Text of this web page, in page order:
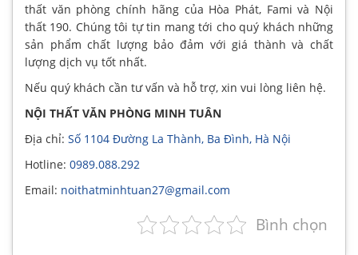
thất văn phòng chính hãng của Hòa Phát, Fami và Nội
thất 190. Chúng tôi tự tin mang tới cho quý khách những
sản phẩm chất lượng bảo đảm với giá thành và chất
lượng dịch vụ tốt nhất.
Nếu quý khách cần tư vấn và hỗ trợ, xin vui lòng liên hệ.
NỘI THẤT VĂN PHÒNG MINH TUÂN
Địa chỉ: Số 1104 Đường La Thành, Ba Đình, Hà Nội
Hotline: 0989.088.292
Email: noithatminhtuan27@gmail.com
Bình chọn